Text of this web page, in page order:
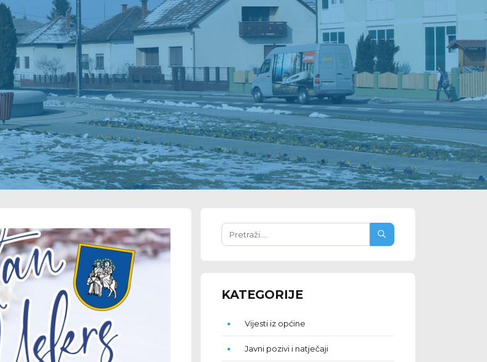
KATEGORIJE
Vijesti iz općine
Javni pozivi i natječaji